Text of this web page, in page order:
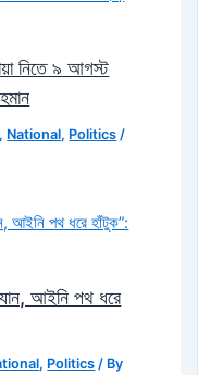
নিতে ৯ আগস্ট
, National, Politics /
যান, আইনি পথ ধরে
, Politics / By